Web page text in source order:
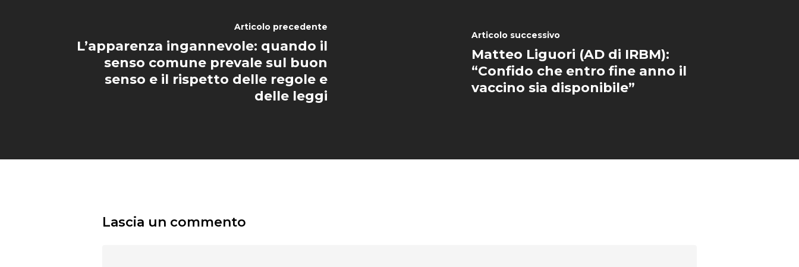
Articolo precedente
L’apparenza ingannevole: quando il
senso comune prevale sul buon
senso e il rispetto delle regole e
delle leggi
Articolo successivo
Matteo Liguori (AD di IRBM):
“Confido che entro fine anno il
vaccino sia disponibile”
Lascia un commento